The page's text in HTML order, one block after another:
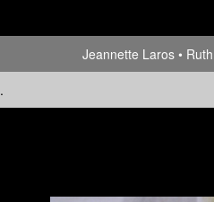
Jeannette Laros
Ruth
.